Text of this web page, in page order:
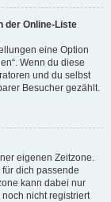
der Online-Liste
eine Option
Wenn du diese
und du selbst
Besucher gezählt.
eigenen Zeitzone.
für dich passende
kann dabei nur
nicht registriert